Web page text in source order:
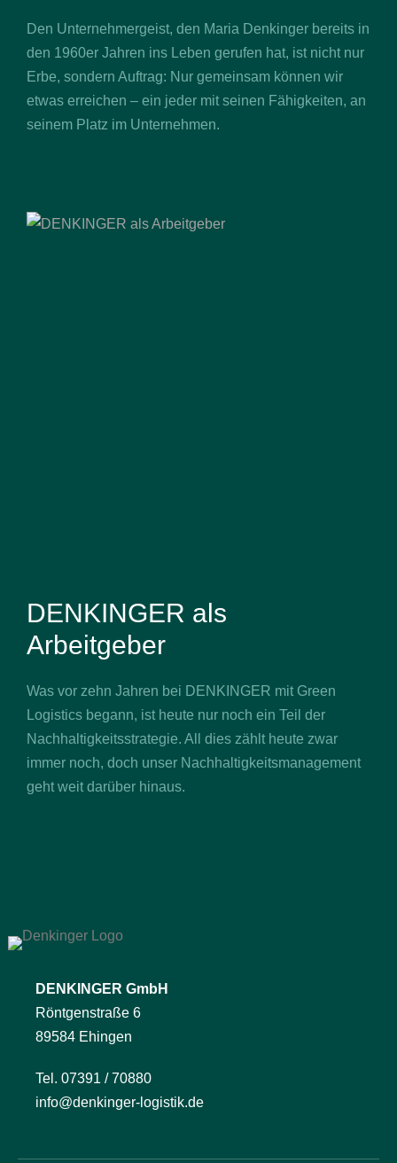
Den Unternehmergeist, den Maria Denkinger bereits in
den 1960er Jahren ins Leben gerufen hat, ist nicht nur
Erbe, sondern Auftrag: Nur gemeinsam können wir
etwas erreichen – ein jeder mit seinen Fähigkeiten, an
seinem Platz im Unternehmen.
DENKINGER als
Arbeitgeber
Was vor zehn Jahren bei DENKINGER mit Green
Logistics begann, ist heute nur noch ein Teil der
Nachhaltigkeitsstrategie. All dies zählt heute zwar
immer noch, doch unser Nachhaltigkeitsmanagement
geht weit darüber hinaus.
DENKINGER GmbH
Röntgenstraße 6
89584 Ehingen
Tel. 07391 / 70880
info@denkinger-logistik.de